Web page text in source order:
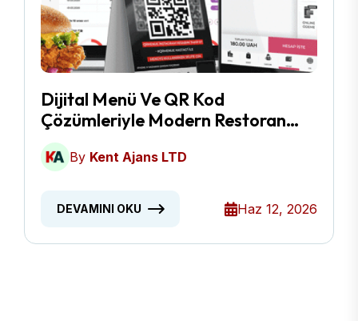
Dijital Menü Ve QR Kod
Çözümleriyle Modern Restoran
Yönetimi
By Kent Ajans LTD
DEVAMINI OKU Haz 12, 2026